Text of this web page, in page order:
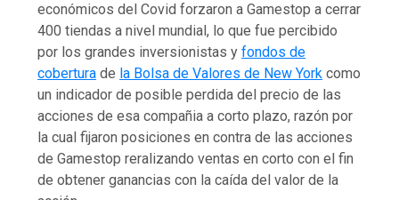
económicos del Covid forzaron a Gamestop a cerrar
400 tiendas a nivel mundial, lo que fue percibido
por los grandes inversionistas yfondos de
cobertura de la Bolsa de Valores de New York como
un indicador de posible perdida del precio de las
acciones de esa compañia a corto plazo, razón por
la cual fijaron posiciones en contra de las acciones
de Gamestop reralizando ventas en corto con el fin
de obtener ganancias con la caída del valor de la